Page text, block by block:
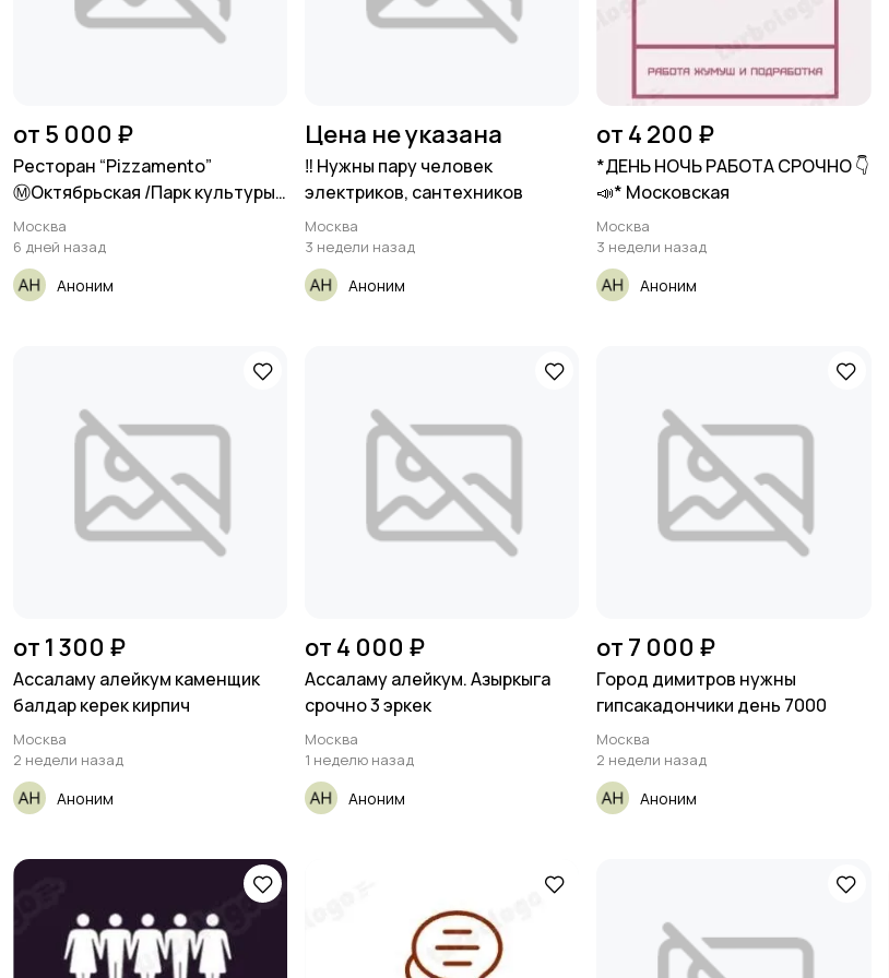
от 5 000 ₽
Ресторан “Pizzamento”
Ⓜ️Октябрьская /Парк культуры
ул.
Москва
6 дней назад
Аноним
Цена не указана
‼️ Нужны пару человек
электриков, сантехников
Москва
3 недели назад
Аноним
от 4 200 ₽
*ДЕНЬ НОЧЬ РАБОТА СРОЧНО 👇
📣* Московская
Москва
3 недели назад
Аноним
от 1 300 ₽
Ассаламу алейкум каменщик
балдар керек кирпич
Москва
2 недели назад
Аноним
от 4 000 ₽
Ассаламу алейкум. Азыркыга
срочно 3 эркек
Москва
1 неделю назад
Аноним
от 7 000 ₽
Город димитров нужны
гипсакадончики день 7000
Москва
2 недели назад
Аноним